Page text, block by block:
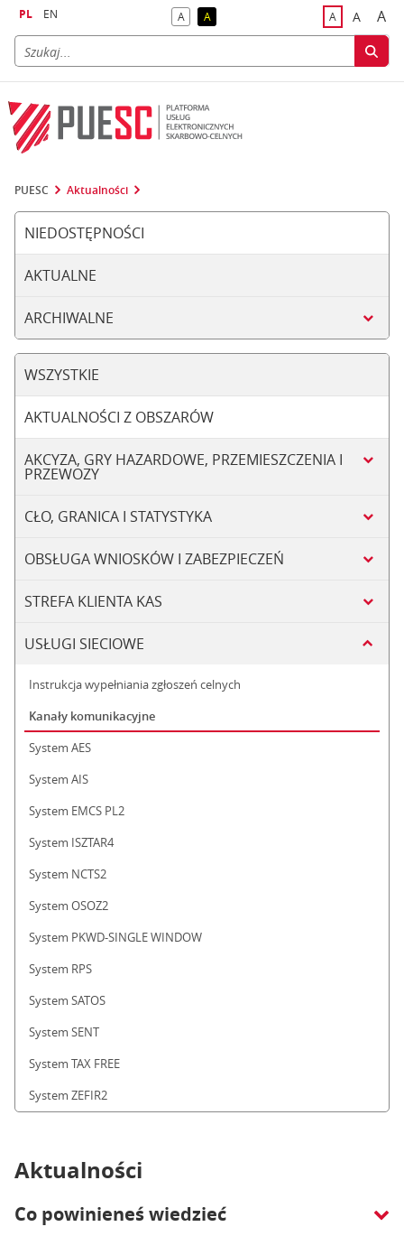
PL EN Akontrast domyślny
Akontrast żółty tekst na czarnym tle
Adomyślna
A A
PUESC Aktualności
NIEDOSTĘPNOŚCI
AKTUALNE
ARCHIWALNE
WSZYSTKIE
AKTUALNOŚCI Z OBSZARÓW
AKCYZA, GRY HAZARDOWE, PRZEMIESZCZENIA I
PRZEWOZY
CŁO, GRANICA I STATYSTYKA
OBSŁUGA WNIOSKÓW I ZABEZPIECZEŃ
STREFA KLIENTA KAS
USŁUGI SIECIOWE
Instrukcja wypełniania zgłoszeń celnych
Kanały komunikacyjne
System AES
System AIS
System EMCS PL2
System ISZTAR4
System NCTS2
System OSOZ2
System PKWD-SINGLE WINDOW
System RPS
System SATOS
System SENT
System TAX FREE
System ZEFIR2
Aktualności
Co powinieneś wiedzieć